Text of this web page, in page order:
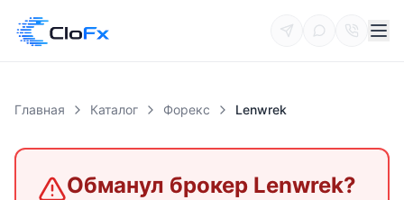
Главная Каталог Форекс Lenwrek
Обманул брокер Lenwrek?